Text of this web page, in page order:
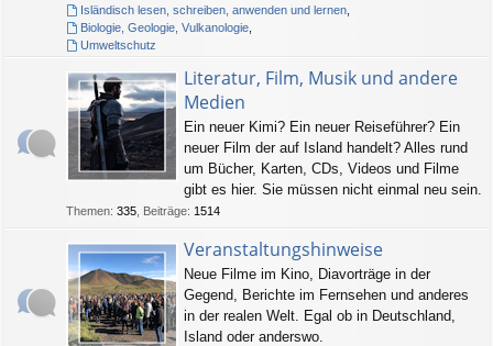
Isländisch lesen, schreiben, anwenden und lernen,
Biologie, Geologie, Vulkanologie,
Umweltschutz
Literatur, Film, Musik und andere
Medien
Ein neuer Kimi? Ein neuer Reiseführer? Ein
neuer Film der auf Island handelt? Alles rund
um Bücher, Karten, CDs, Videos und Filme
gibt es hier. Sie müssen nicht einmal neu sein.
Themen: 335 Beiträge: 1514
Veranstaltungshinweise
Neue Filme im Kino, Diavorträge in der
Gegend, Berichte im Fernsehen und anderes
in der realen Welt. Egal ob in Deutschland,
Island oder anderswo.